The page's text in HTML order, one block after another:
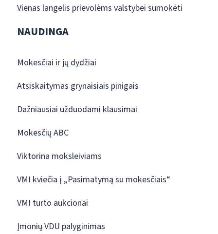
Vienas langelis prievolėms valstybei sumokėti
NAUDINGA
Mokesčiai ir jų dydžiai
Atsiskaitymas grynaisiais pinigais
Dažniausiai užduodami klausimai
Mokesčių ABC
Viktorina moksleiviams
VMI kviečia į „Pasimatymą su mokesčiais“
VMI turto aukcionai
Įmonių VDU palyginimas